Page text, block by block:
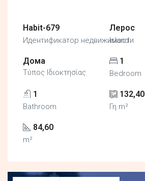
Habit-679
Идентификатор недвижимости
Лерос
Island
Дома
Τύπος Ιδιοκτησίας
1
Bedroom
1
Bathroom
132,40
Γη m²
84,60
m²